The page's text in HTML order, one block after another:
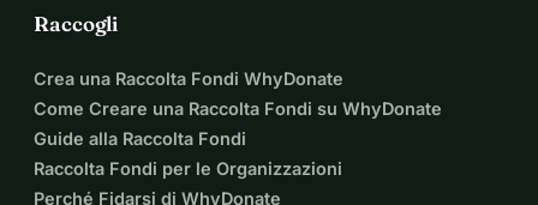
Raccogli
Crea una Raccolta Fondi WhyDonate
Come Creare una Raccolta Fondi su WhyDonate
Guide alla Raccolta Fondi
Raccolta Fondi per le Organizzazioni
Perché Fidarsi di WhyDonate